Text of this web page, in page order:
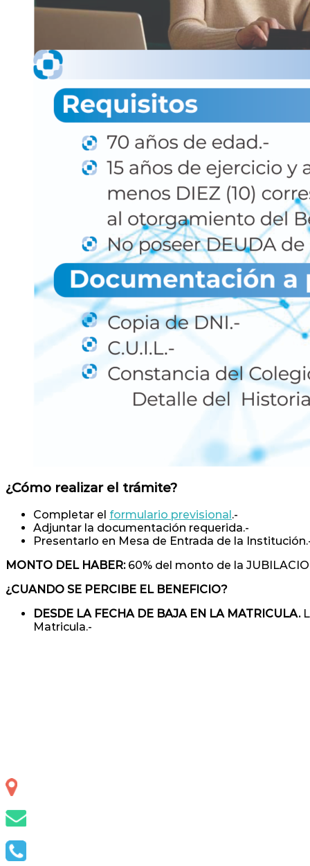
¿Cómo realizar el trámite?
Completar el formulario previsional .-
Adjuntar la documentación requerida.-
Presentarlo en Mesa de Entrada de la
MONTO DEL HABER:60% del monto de la
¿CUANDO SE PERCIBE EL BENEFICIO?
DESDE LA FECHA DE BAJA EN LA MATRICULA.
Matricula.-